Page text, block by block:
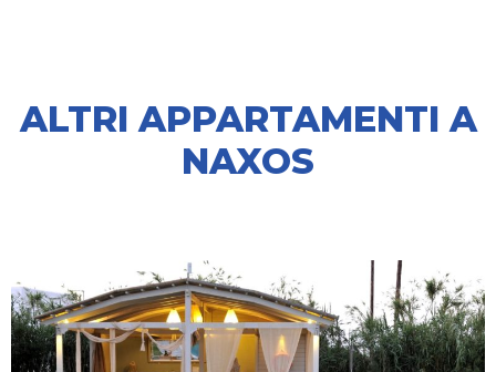
ALTRI APPARTAMENTI A
NAXOS